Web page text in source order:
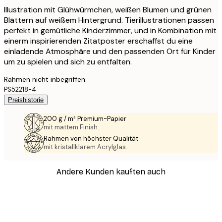
Illustration mit Glühwürmchen, weißen Blumen und grünen
Blättern auf weißem Hintergrund. Tierillustrationen passen
perfekt in gemütliche Kinderzimmer, und in Kombination mit
einerm inspirierenden Zitatposter erschaffst du eine
einladende Atmosphäre und den passenden Ort für Kinder
um zu spielen und sich zu entfalten.
Rahmen nicht inbegriffen.
PS52218-4
Preishistorie
200 g / m² Premium-Papier
mit mattem Finish.
Rahmen von höchster Qualität
mit kristallklarem Acrylglas.
Andere Kunden kauften auch